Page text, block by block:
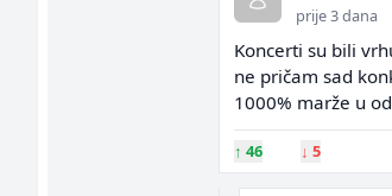
prije 3 dana
Koncerti su bili
ne pričam sad
1000% marže u
↑ 46 ↓ 5